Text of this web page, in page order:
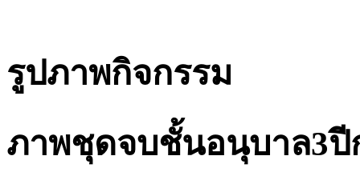
รูปภาพกิจกรรม
ภาพชุดจบชั้นอนุบาล3ปี